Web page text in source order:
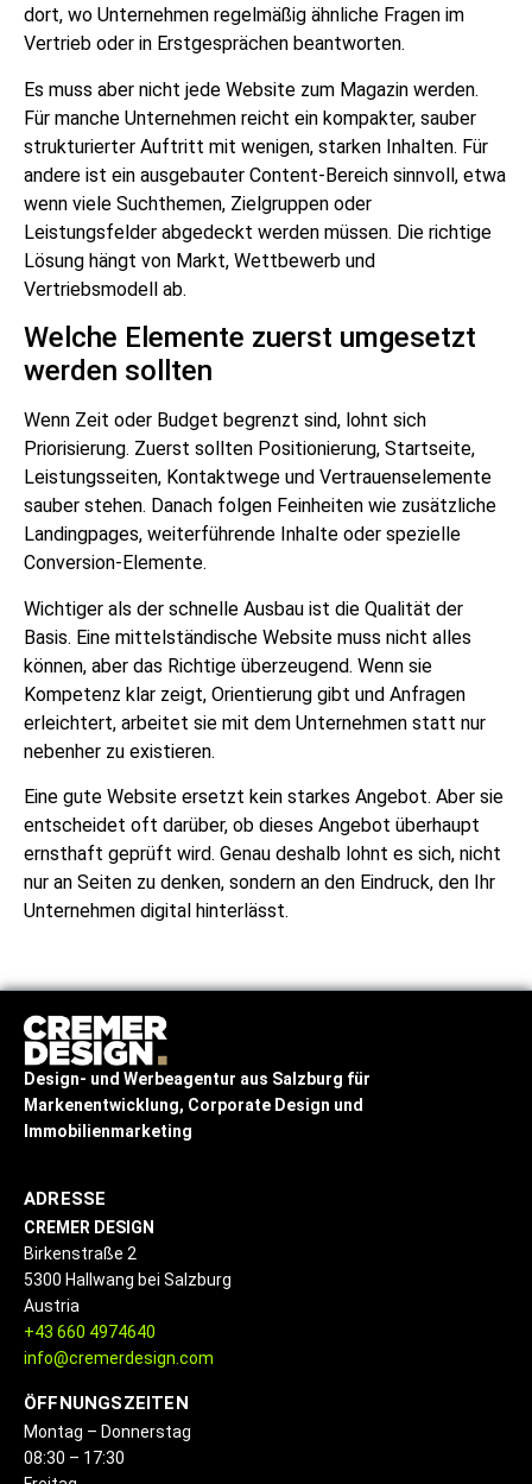
dort, wo Unternehmen regelmäßig ähnliche Fragen im
Vertrieb oder in Erstgesprächen beantworten.
Es muss aber nicht jede Website zum Magazin werden.
Für manche Unternehmen reicht ein kompakter, sauber
strukturierter Auftritt mit wenigen, starken Inhalten. Für
andere ist ein ausgebauter Content-Bereich sinnvoll, etwa
wenn viele Suchthemen, Zielgruppen oder
Leistungsfelder abgedeckt werden müssen. Die richtige
Lösung hängt von Markt, Wettbewerb und
Vertriebsmodell ab.
Welche Elemente zuerst umgesetzt
werden sollten
Wenn Zeit oder Budget begrenzt sind, lohnt sich
Priorisierung. Zuerst sollten Positionierung, Startseite,
Leistungsseiten, Kontaktwege und Vertrauenselemente
sauber stehen. Danach folgen Feinheiten wie zusätzliche
Landingpages, weiterführende Inhalte oder spezielle
Conversion-Elemente.
Wichtiger als der schnelle Ausbau ist die Qualität der
Basis. Eine mittelständische Website muss nicht alles
können, aber das Richtige überzeugend. Wenn sie
Kompetenz klar zeigt, Orientierung gibt und Anfragen
erleichtert, arbeitet sie mit dem Unternehmen statt nur
nebenher zu existieren.
Eine gute Website ersetzt kein starkes Angebot. Aber sie
entscheidet oft darüber, ob dieses Angebot überhaupt
ernsthaft geprüft wird. Genau deshalb lohnt es sich, nicht
nur an Seiten zu denken, sondern an den Eindruck, den Ihr
Unternehmen digital hinterlässt.
Design- und Werbeagentur aus Salzburg für
Markenentwicklung, Corporate Design und
Immobilienmarketing
ADRESSE
CREMER DESIGN
Birkenstraße 2
5300 Hallwang bei Salzburg
Austria
+43 660 4974640
info@cremerdesign.com
ÖFFNUNGSZEITEN
Montag – Donnerstag
08:30 – 17:30